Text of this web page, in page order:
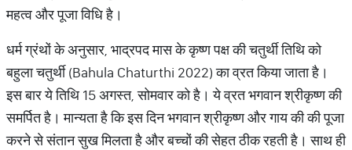
महत्व और पूजा विधि है।
धर्म ग्रंथों के अनुसार, भाद्रपद मास के कृष्ण पक्ष की चतुर्थी तिथि को
बहुला चतुर्थी (Bahula Chaturthi 2022) का व्रत किया जाता है।
इस बार ये तिथि 15 अगस्त, सोमवार को है। ये व्रत भगवान श्रीकृष्ण की
समर्पित है। मान्यता है कि इस दिन भगवान श्रीकृष्ण और गाय की की पूजा
करने से संतान सुख मिलता है और बच्चों की सेहत ठीक रहती है। साथ ही